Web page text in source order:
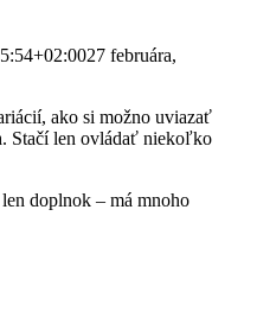
27 februára,
ako si možno uviazať
Stačí len ovládať niekoľko
doplnok – má mnoho